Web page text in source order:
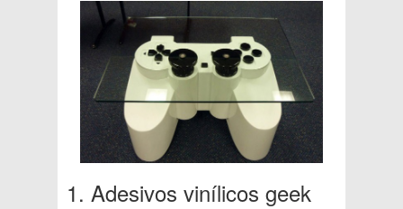
1. Adesivos vinílicos geek